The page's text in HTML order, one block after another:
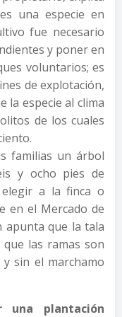
una especie en
fue necesario
y poner en
voluntarios; es
de explotación,
la especie al clima
de los cuales
familias un árbol
y ocho pies de
a la finca o
en el Mercado de
apunta que la tala
las ramas son
sin el marchamo
una plantación